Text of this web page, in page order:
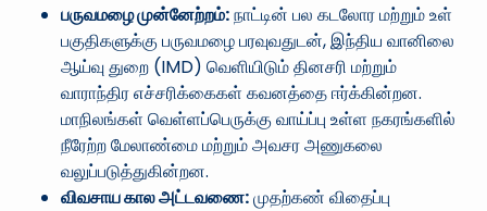
பருவமழை முன்னேற்றம்:நாட்டின் பல கடலோர மற்றும் உள்
பகுதிகளுக்கு பருவமழை பரவுவதுடன், இந்திய வானிலை
ஆய்வு துறை (IMD) வெளியிடும் தினசரி மற்றும்
வாராந்திர எச்சரிக்கைகள் கவனத்தை ஈர்க்கின்றன.
மாநிலங்கள் வெள்ளப்பெருக்கு வாய்ப்பு உள்ள நகரங்களில்
நீரேற்ற மேலாண்மை மற்றும் அவசர அணுகலை
வலுப்படுத்துகின்றன.
விவசாய கால அட்டவணை:முதற்கண் விதைப்பு